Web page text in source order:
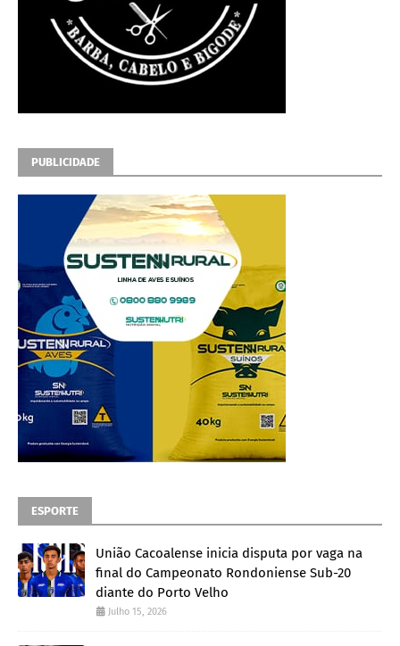
PUBLICIDADE
ESPORTE
União Cacoalense inicia disputa por vaga na
final do Campeonato Rondoniense Sub-20
diante do Porto Velho
Julho 15, 2026